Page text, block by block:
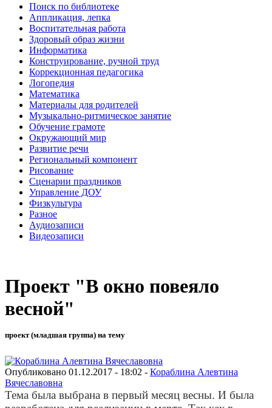
Поиск по библиотеке
Аппликация, лепка
Воспитательная работа
Здоровый образ жизни
Информатика
Конструирование, ручной труд
Коррекционная педагогика
Логопедия
Математика
Материалы для родителей
Музыкально-ритмическое занятие
Обучение грамоте
Окружающий мир
Развитие речи
Региональный компонент
Рисование
Сценарии праздников
Управление ДОУ
Физкультура
Разное
Аудиозаписи
Видеозаписи
Проект "В окно повеяло
весной"
проект (младшая группа) на тему
Опубликовано 01.12.2017 - 18:02 - Кораблина Алевтина
Вячеславовна
Тема была выбрана в первый месяц весны. И была